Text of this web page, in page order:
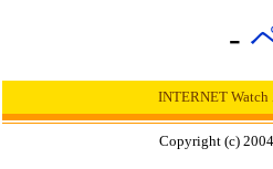
-
INTERNET
Copyright (c)